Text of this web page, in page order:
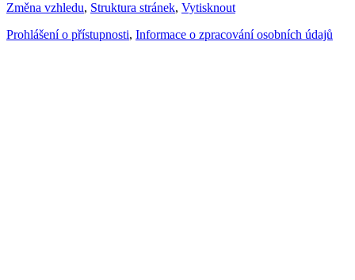
Změna vzhledu, Struktura stránek, Vytisknout
Prohlášení o přístupnosti, Informace o zpracování osobních údajů